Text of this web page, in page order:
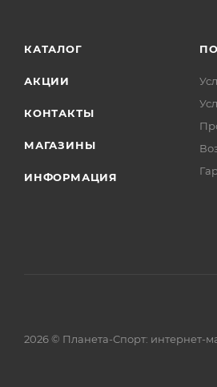
КАТАЛОГ
АКЦИИ
КОНТАКТЫ
МАГАЗИНЫ
ИНФОРМАЦИЯ
2026 © Планета-Спорт: интернет-